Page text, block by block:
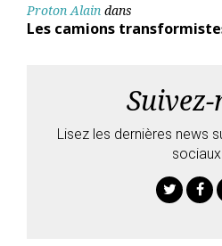
Proton Alain dans
Les camions
Lisez les dernières news
sociaux